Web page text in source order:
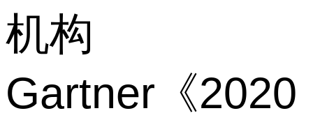
机构
Gartner《2020